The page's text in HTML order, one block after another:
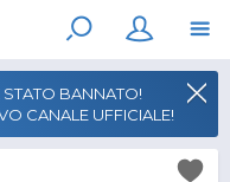
STATO BANNATO!
CANALE UFFICIALE!